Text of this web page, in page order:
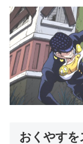
おくやす